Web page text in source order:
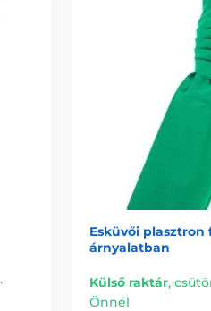
Esküvői plasztron
árnyalatban
Külső raktár,
Önnél